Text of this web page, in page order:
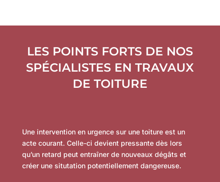
LES POINTS FORTS DE NOS
SPÉCIALISTES EN TRAVAUX
DE TOITURE
Une intervention en urgence sur une toiture est un
acte courant. Celle-ci devient pressante dès lors
qu’un retard peut entraîner de nouveaux dégâts et
créer une situtation potentiellement dangereuse.